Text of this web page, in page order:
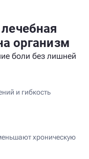
организм
боли без лишней
и гибкость
хроническую